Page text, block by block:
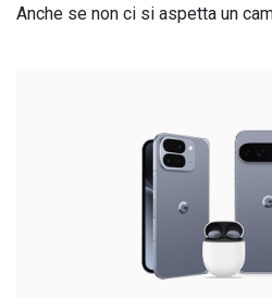
Anche se non ci si aspetta un